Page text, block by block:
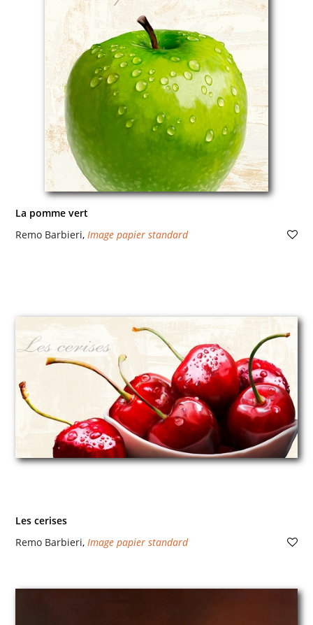
La pomme vert
Remo Barbieri, Image papier standard
Les cerises
Remo Barbieri, Image papier standard